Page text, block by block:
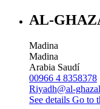
AL-
Madina
Madina
Arabia Saudí
00966 4 8358378
Riyadh@al-
See details Go to